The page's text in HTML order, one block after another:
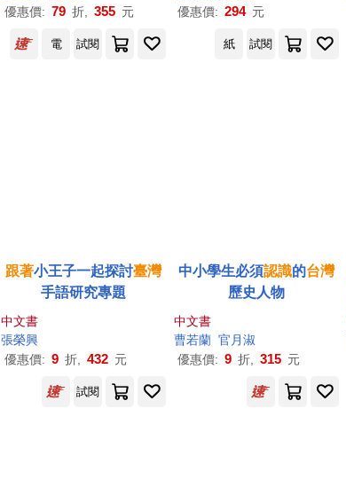
優惠價: 79 折, 355 元
優惠價: 294 元
電 試閱 紙 試閱
跟著小王子一起探討臺灣
手語研究專題
中文書
張榮興
優惠價: 9 折, 432 元
中小學生必須認識的台灣
歷史人物
中文書
曹若蘭 官月淑
優惠價: 9 折, 315 元
試閱